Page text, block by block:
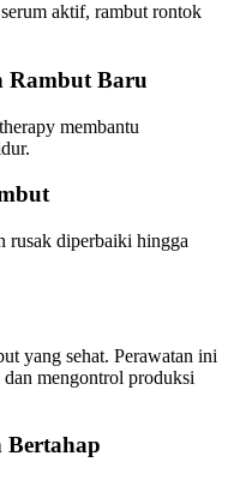
aktif, rambut rontok
Rambut Baru
membantu
rusak diperbaiki hingga
yang sehat. Perawatan ini
mengontrol produksi
Bertahap